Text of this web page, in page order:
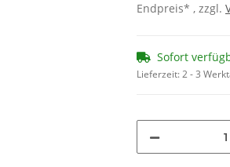
Endpreis* , zzgl.
Sofort
Lieferzeit:2 - 3